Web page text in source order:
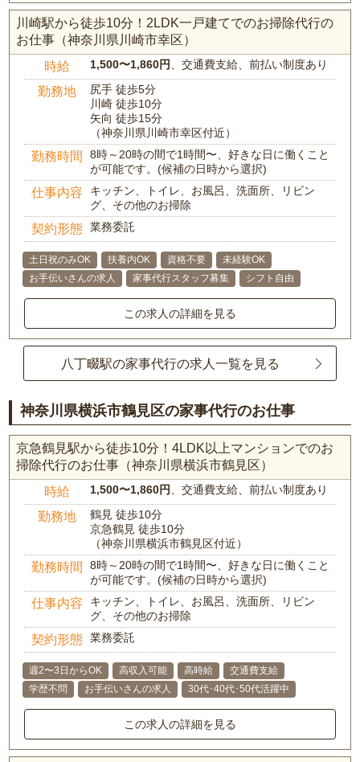
川崎駅から徒歩10分！2LDK一戸建てでのお掃除代行の
お仕事（神奈川県川崎市幸区）
時給 1,500〜1,860円、交通費支給、前払い制度あり
勤務地
尻手 徒歩5分
川崎 徒歩10分
矢向 徒歩15分
（神奈川県川崎市幸区付近）
勤務時間
8時～20時の間で1時間〜、好きな日に働くこと
が可能です。(候補の日時から選択)
仕事内容
キッチン、トイレ、お風呂、洗面所、リビン
グ、その他のお掃除
契約形態 業務委託
土日祝のみOK 扶養内OK 資格不要
未経験OK
お手伝いさんの求人
家事代行スタッフ募集 シフト自由
この求人の詳細を見る
八丁畷駅の家事代行の求人一覧を見る
神奈川県横浜市鶴見区の家事代行のお仕事
京急鶴見駅から徒歩10分！4LDK以上マンションでのお
掃除代行のお仕事（神奈川県横浜市鶴見区）
時給 1,500〜1,860円 、交通費支給、前払い制度あり
勤務地
鶴見 徒歩10分
京急鶴見 徒歩10分
（神奈川県横浜市鶴見区付近）
勤務時間
8時～20時の間で1時間〜、好きな日に働くこと
が可能です。(候補の日時から選択)
仕事内容
キッチン、トイレ、お風呂、洗面所、リビン
グ、その他のお掃除
契約形態 業務委託
週2〜3日からOK 高収入可能 高時給
交通費支給
学歴不問
お手伝いさんの求人 30代･40代･50代活躍中
この求人の詳細を見る